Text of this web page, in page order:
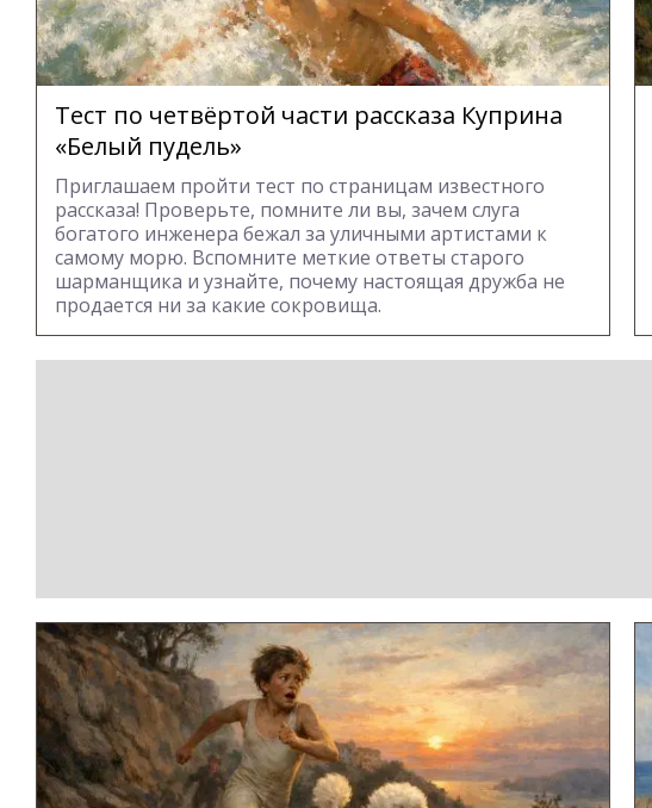
Тест по четвёртой части рассказа Куприна
«Белый пудель»
Приглашаем пройти тест по страницам известного
рассказа! Проверьте, помните ли вы, зачем слуга
богатого инженера бежал за уличными артистами к
самому морю. Вспомните меткие ответы старого
шарманщика и узнайте, почему настоящая дружба не
продается ни за какие сокровища.